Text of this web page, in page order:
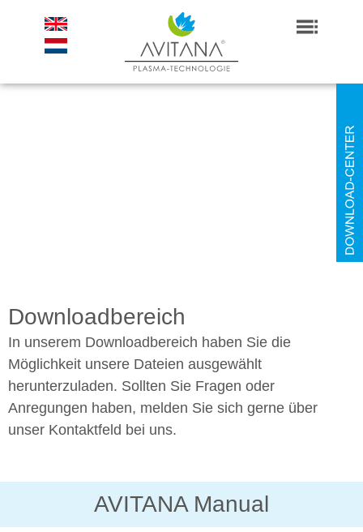
Downloadbereich
In unserem Downloadbereich haben Sie die
Möglichkeit unsere Dateien ausgewählt
herunterzuladen. Sollten Sie Fragen oder
Anregungen haben, melden Sie sich gerne über
unser Kontaktfeld bei uns.
AVITANA Manual